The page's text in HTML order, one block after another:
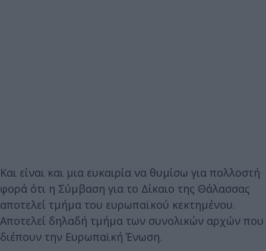
Και είναι και μια ευκαιρία να θυμίσω για πολλοστή
φορά ότι η Σύμβαση για το Δίκαιο της Θάλασσας
αποτελεί τμήμα του ευρωπαϊκού κεκτημένου.
Αποτελεί δηλαδή τμήμα των συνολικών αρχών που
διέπουν την Ευρωπαϊκή Ένωση.